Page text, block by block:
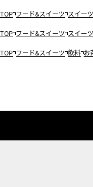
TOP フード&スイーツ スイーツ
TOP フード&スイーツ スイーツ
TOP フード&スイーツ 飲料 お